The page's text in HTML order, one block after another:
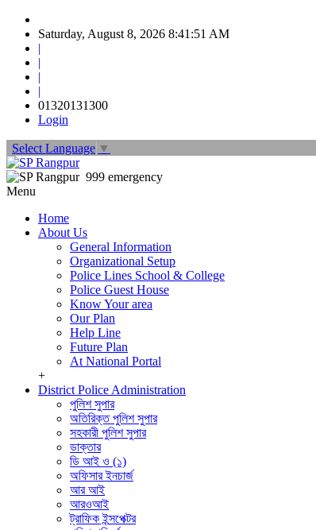
Saturday, August 8, 2026 8:41:52 AM
|
|
|
|
01320131300
Login
Select Language ▼
999 emergency
Menu
Home
About Us
General Information
Organizational Setup
Police Lines School & College
Police Guest House
Know Your area
Our Plan
Help Line
Future Plan
At National Portal
+
District Police Administration
পুলিশ সুপার
অতিরিক্ত পুলিশ সুপার
সহকারী পুলিশ সুপার
ডাক্তার
ডি আই ও (১)
অফিসার ইনচার্জ
আর আই
আরওআই
ট্রাফিক ইন্সপেক্টর